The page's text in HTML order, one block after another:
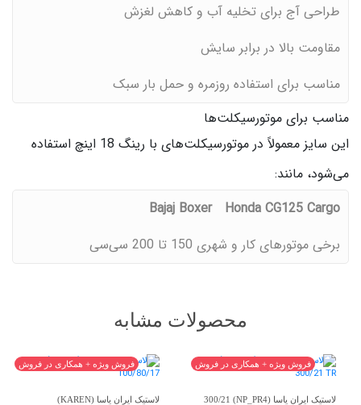
طراحی آج برای تخلیه آب و کاهش لغزش
مقاومت بالا در برابر سایش
مناسب برای استفاده روزمره و حمل بار سبک
مناسب برای موتورسیکلت‌ها
این سایز معمولاً در موتورسیکلت‌های با رینگ 18 اینچ استفاده
می‌شود، مانند:
Honda CG125 Cargo
Bajaj Boxer
برخی موتورهای کار و شهری 150 تا 200 سی‌سی
محصولات مشابه
لاستیک ایران یاسا (NP_PR4) 300/21
فروش ویژه + همکاری در فروش
لاستیک ایران یاسا (KAREN)
فروش ویژه + همکاری در فروش